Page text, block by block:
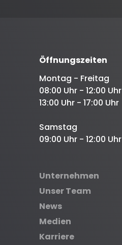
Öffnungszeiten
Montag - Freitag
08:00 Uhr - 12:00 Uhr
13:00 Uhr - 17:00 Uhr
Samstag
09:00 Uhr - 12:00 Uhr
Unternehmen
Unser Team
News
Medien
Karriere